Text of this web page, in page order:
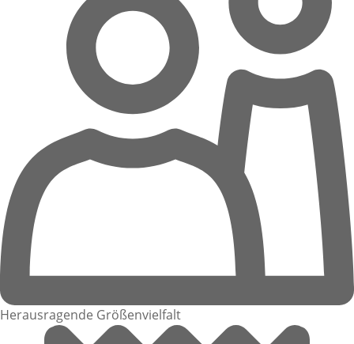
Herausragende Größenvielfalt